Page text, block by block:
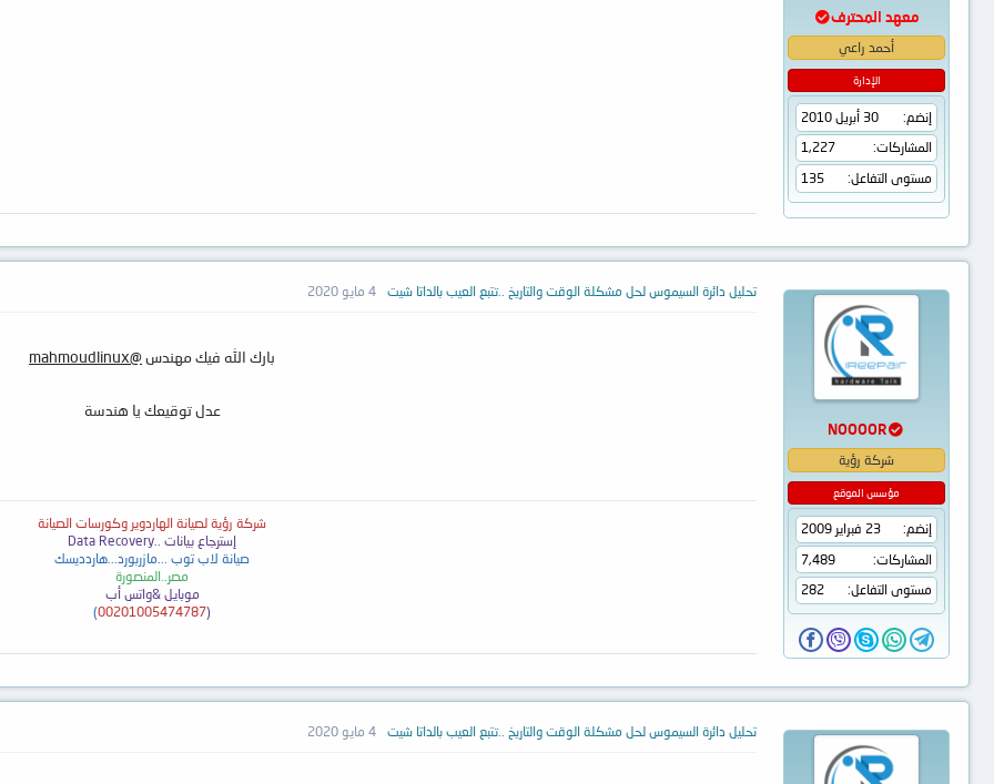
معهد المحترف
أحمد راعي
الإدارة
إنضم
30 أبريل 2010
المشاركات
1,227
مستوى التفاعل
135
NOOOOR
شركة رؤية
مؤسس الموقع
إنضم
23 فبراير 2009
المشاركات
7,489
مستوى التفاعل
282
تحليل دائرة السيموس لحل مشكلة الوقت والتاريخ ..تتبع العيب بالداتا شيت 4 مايو 2020
بارك الله فيك مهندس@mahmoudlinux
عدل توقيعك يا هندسة
شركة رؤية لصيانة الهاردوير وكورسات الصيانة
إسترجاع بيانات ..Data Recovery
صيانة لاب توب ...مازربورد...هاردديسك
مصر..المنصورة
موبايل &واتس أب
(
00201005474787
)
تحليل دائرة السيموس لحل مشكلة الوقت والتاريخ ..تتبع العيب بالداتا شيت 4 مايو 2020